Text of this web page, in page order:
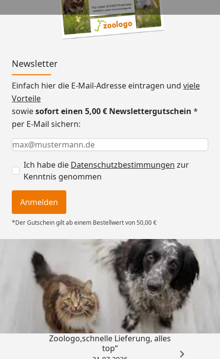
Newsletter
Einfach hier die E-Mail-Adresse eintragen und viele
Vorteile
sowiesofort einen 5,00 € Newslettergutschein *
per E-Mail sichern:
Keine Eingabe erforderlich
Eingabe erforderlich
E-Mail *
Ich habe die Datenschutzbestimmungen zur
Kenntnis genommen
Anmelden
*Der Gutschein gilt ab einem Bestellwert von 50,00 €
Trusted Shops
4,73/ 5
„Gute Erfahrung mit
Zoologo,schnelle Lieferung, alles
top“